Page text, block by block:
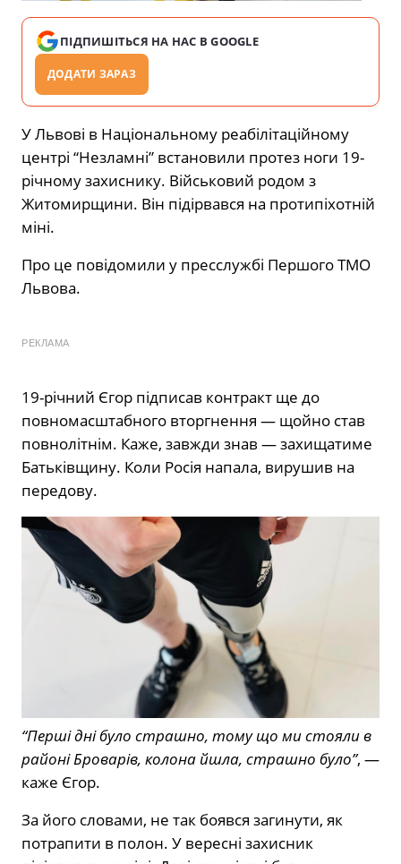
ПІДПИШІТЬСЯ НА НАС В GOOGLE
ДОДАТИ ЗАРАЗ
У Львові в Національному реабілітаційному
центрі “Незламні” встановили протез ноги 19-
річному захиснику. Військовий родом з
Житомирщини. Він підірвався на протипіхотній
міні.
Про це повідомили у пресслужбі Першого ТМО
Львова.
РЕКЛАМА
19-річний Єгор підписав контракт ще до
повномасштабного вторгнення — щойно став
повнолітнім. Каже, завжди знав — захищатиме
Батьківщину. Коли Росія напала, вирушив на
передову.
“Перші дні було страшно, тому що ми стояли в
районі Броварів, колона йшла, страшно було”, —
каже Єгор.
За його словами, не так боявся загинути, як
потрапити в полон. У вересні захисник